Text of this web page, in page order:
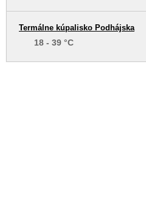
Termálne kúpalisko Podhájska
18 - 39 °C